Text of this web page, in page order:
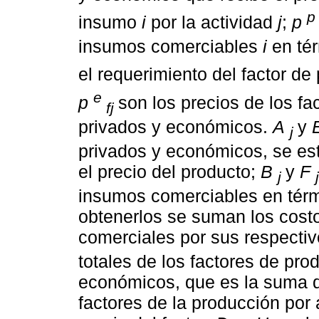
insumo i por la actividad j; p p
insumos comerciables i en
el requerimiento del factor
p e
fj son los precios de los
privados y económicos.A j y
privados y económicos, se
el precio del producto; B j y F j
insumos comerciables en
obtenerlos se suman los
comerciales por sus
totales de los factores de
económicos, que es la suma
factores de la producción